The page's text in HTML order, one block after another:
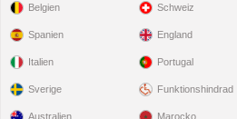
Belgien
Spanien
Italien
Sverige
Schweiz
England
Portugal
Funktionshindrad
Australien Marocko